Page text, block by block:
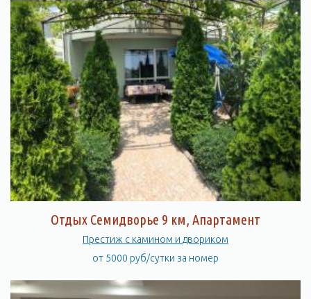
Отдых Семидворье 9 км, Апартамент
Престиж с камином и двориком
от 5000 руб/сутки за номер